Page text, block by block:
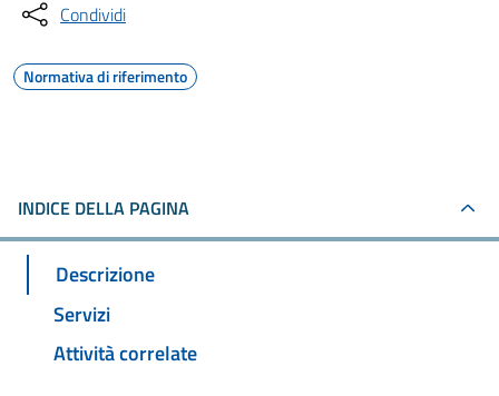
Condividi
Normativa di riferimento
INDICE DELLA PAGINA
Descrizione
Servizi
Attività correlate